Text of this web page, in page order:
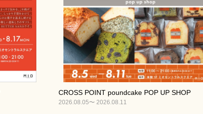
CROSS POINT poundcake POP UP SHOP
2026.08.05〜 2026.08.11